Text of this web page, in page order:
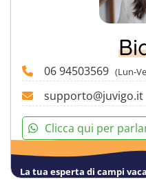
06 94503569 (Lun-
supporto@juvigo.it
Clicca qui per
La tua esperta di campi